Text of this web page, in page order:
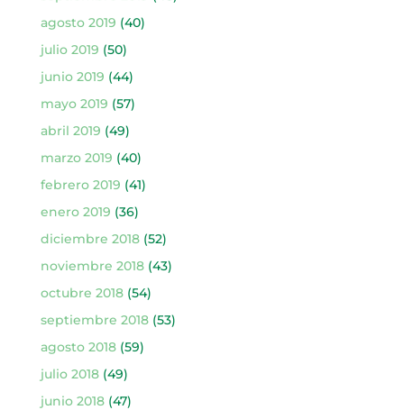
agosto 2019 (40)
julio 2019 (50)
junio 2019 (44)
mayo 2019 (57)
abril 2019 (49)
marzo 2019 (40)
febrero 2019 (41)
enero 2019 (36)
diciembre 2018(52)
noviembre 2018(43)
octubre 2018(54)
septiembre 2018(53)
agosto 2018(59)
julio 2018(49)
junio 2018(47)